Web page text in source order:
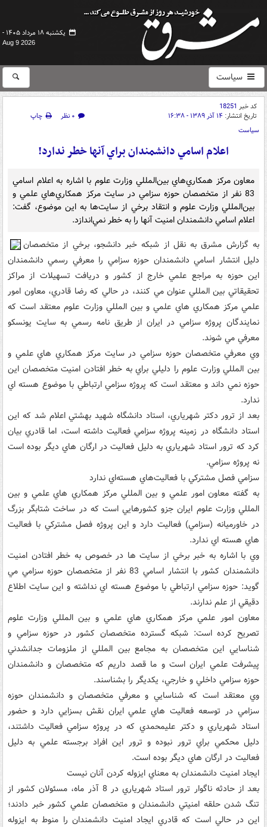
یکشنبه ۱۸ مرداد ۱۴۰۵ -
Aug 9 2026
سیاست
کد خبر 18251
تاریخ انتشار: ۱۴ آذر ۱۳۸۹ - ۱۶:۳۸ ۰ نظر
چاپ
سیاست
اعلام اسامي دانشمندان براي آنها خطر ندارد!
معاون مرکز همکاري‌هاي بين‌المللي وزارت علوم با اشاره به اعلام اسامي
83 نفر از متخصصان حوزه سزامي در سايت مرکز همکاري‌هاي علمي و
بين‌المللي وزارت علوم و انتقاد برخي از سايت‌ها به اين موضوع، گفت:
اعلام اسامي دانشمندان امنيت آنها را به خطر نمي‌اندازد.
به گزارش مشرق به نقل از شبکه خبر دانشجو، برخي از متخصصان
دليل انتشار اسامي دانشمندان حوزه سزامي را معرفي رسمي دانشمندان
اين حوزه به مراجع علمي خارج از کشور و دريافت تسهيلات از مراکز
تحقيقاتي بين المللي عنوان مي کنند، در حالي که رضا قادري، معاون امور
علمي مرکز همکاري هاي علمي و بين المللي وزارت علوم معتقد است که
نمايندگان پروژه سزامي در ايران از طريق نامه رسمي به سايت يونسکو
معرفي مي شوند.
وي معرفي متخصصان حوزه سزامي در سايت مرکز همکاري هاي علمي و
بين المللي وزارت علوم را دليلي براي به خطر افتادن امنيت متخصصان اين
حوزه نمي داند و معتقد است که پروژه سزامي ارتباطي با موضوع هسته اي
ندارد.
بعد از ترور دکتر شهرياري، استاد دانشگاه شهيد بهشتي اعلام شد که اين
استاد دانشگاه در زمينه پروژه سزامي فعاليت داشته است، اما قادري بيان
کرد که ترور استاد شهرياري به دليل فعاليت در ارگان هاي ديگر بوده است
نه پروژه سزامي.
سزامي فصل مشترکي با فعاليت‌هاي هسته‌اي ندارد
به گفته معاون امور علمي و بين المللي مرکز همکاري هاي علمي و بين
المللي وزارت علوم ايران جزو کشورهايي است که در ساخت شتابگر بزرگ
در خاورميانه (سزامي) فعاليت دارد و اين پروژه فصل مشترکي با فعاليت
هاي هسته اي ندارد.
وي با اشاره به خبر برخي از سايت ها در خصوص به خطر افتادن امنيت
دانشمندان کشور با انتشار اسامي 83 نفر از متخصصان حوزه سزامي مي
گويد: حوزه سزامي ارتباطي با موضوع هسته اي نداشته و اين سايت اطلاع
دقيقي از علم ندارند.
معاون امور علمي مرکز همکاري هاي علمي و بين المللي وزارت علوم
تصريح کرده است: شبکه گسترده متخصصان کشور در حوزه سزامي و
شناسايي اين متخصصان به مجامع بين المللي از ملزومات جدانشدني
پيشرفت علمي ايران است و ما قصد داريم که متخصصان و دانشمندان
حوزه سزامي داخلي و خارجي، يکديگر را بشناسند.
وي معتقد است که شناسايي و معرفي متخصصان و دانشمندان حوزه
سزامي در توسعه فعاليت هاي علمي ايران نقش بسزايي دارد و حضور
استاد شهرياري و دکتر عليمحمدي که در پروژه سزامي فعاليت داشتند،
دليل محکمي براي ترور نبوده و ترور اين افراد برجسته علمي به دليل
فعاليت در ارگان هاي ديگر بوده است.
ايجاد امنيت دانشمندان به معناي ايزوله کردن آنان نيست
بعد از حادثه ناگوار ترور استاد شهرياري در 8 آذر ماه، مسئولان کشور از
تنگ شدن حلقه امنيتي دانشمندان و متخصصان علمي کشور خبر دادند؛
اين در حالي است که قادري ايجاد امنيت دانشمندان را منوط به ايزوله